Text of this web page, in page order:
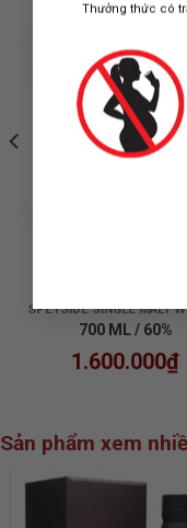
Thưởng thức có
SPEYSIDE SINGLE MALT
700 ML / 60%
1.600.000₫
Sản phẩm xem